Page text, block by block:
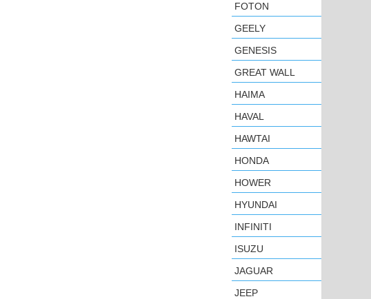
FOTON
GEELY
GENESIS
GREAT WALL
HAIMA
HAVAL
HAWTAI
HONDA
HOWER
HYUNDAI
INFINITI
ISUZU
JAGUAR
JEEP